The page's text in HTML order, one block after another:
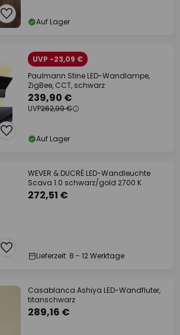
Auf Lager
UVP -23,09 €
Paulmann Stine LED-Wandlampe,
ZigBee, CCT, schwarz
239,90 €
UVP262,99 €
Auf Lager
WEVER & DUCRÉ LED-Wandleuchte
Scava 1.0 schwarz/gold 2700 K
272,51 €
Lieferzeit: 8 - 12 Werktage
Casablanca Ashiya LED-Wandfluter,
titanschwarz
289,16 €